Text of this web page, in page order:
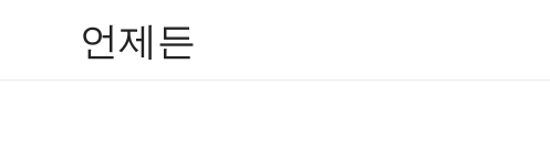
언제든